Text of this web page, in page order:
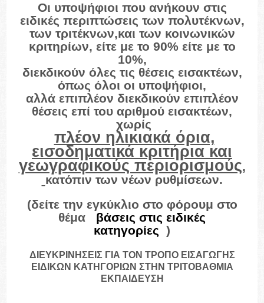
Οι υποψήφιοι που ανήκουν στις
ειδικές περιπτώσεις των πολυτέκνων,
των τριτέκνων,και των κοινωνικών
κριτηρίων, είτε με το 90% είτε με το
10%,
διεκδικούν όλες τις θέσεις εισακτέων,
όπως όλοι οι υποψήφιοι,
αλλά επιπλέον διεκδικούν επιπλέον
θέσεις επί του αριθμού εισακτέων,
χωρίς
πλέον ηλικιακά όρια,
εισοδηματικά κριτήρια και
γεωγραφικούς περιορισμούς,
κατόπιν των νέων ρυθμίσεων.
(δείτε την εγκύκλιο στο φόρουμ στο
θέμα
βάσεις στις ειδικές
κατηγορίες )
ΔΙΕΥΚΡΙΝΗΣΕΙΣ ΓΙΑ ΤΟΝ ΤΡΟΠΟ ΕΙΣΑΓΩΓΗΣ
ΕΙΔΙΚΩΝ ΚΑΤΗΓΟΡΙΩΝ ΣΤΗΝ ΤΡΙΤΟΒΑΘΜΙΑ
ΕΚΠΑΙΔΕΥΣΗ